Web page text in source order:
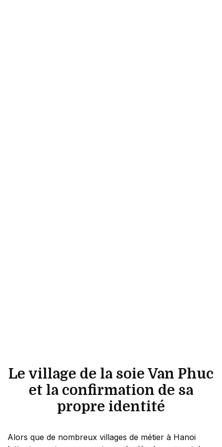
Le village de la soie Van Phuc
et la confirmation de sa
propre identité
Alors que de nombreux villages de métier à Hanoi